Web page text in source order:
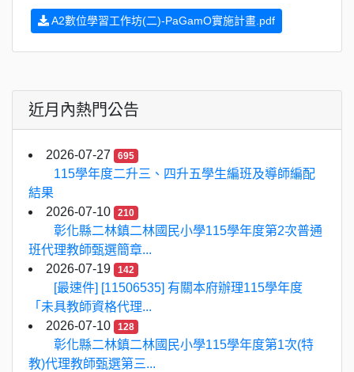
A2數位學習工作坊(二)-PaGamO實施計畫.pdf
近月內熱門公告
2026-07-27 695
115學年度二升三、四升五學生編班及導師編配
結果
2026-07-10
210
彰化縣二林鎮二林國民小學115學年度第2次普通
班代理教師甄選簡章...
2026-07-19
142
[最速件] [11506535] 有關本府辦理115學年度
「未具教師資格代理...
2026-07-10
128
彰化縣二林鎮二林國民小學115學年度第1次(特
教)代理教師甄選第三...